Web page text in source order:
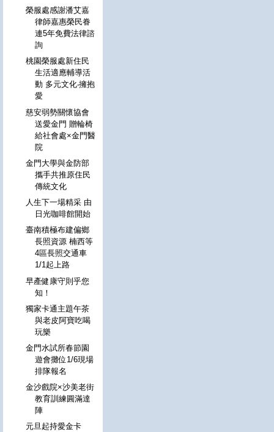
榮服處感謝潘艾嘉
律師嘉惠榮民眷
連5年免費法律諮
詢
桃園榮服處新住民
生活適應輔導活
動 多元文化‧擁抱
愛
慈安弱勢關懷協會
送愛金門 贈輪椅
給社會處×金門醫
院
金門大學與金防部
攜手共推原住民
傳統文化
人生下一場精采 由
日光咖啡館開始
臺南積極布建偏鄉
長照資源 楠西等
4區長照交通車
1/1起上路
早產健康守則乎您
知！
獨家卡通主題午茶
與老皮阿寶吃喝
玩樂
金門水試所春節園
遊會攤位1/6現場
排隊報名
金沙戲院×沙美老街
教育訓練圓滿達
陣
元旦起持愛金卡